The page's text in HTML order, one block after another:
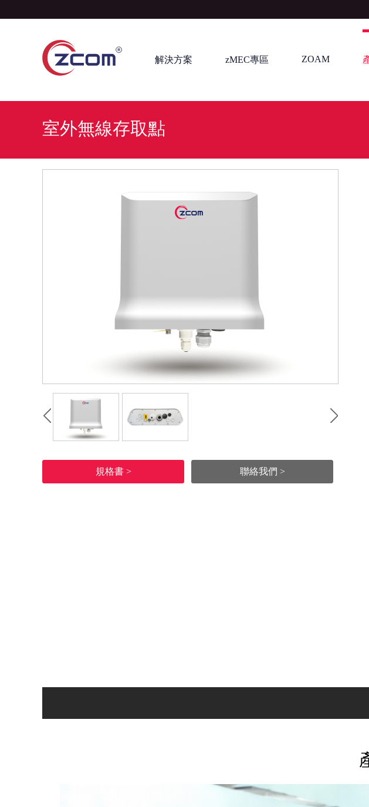
解決方案 zMEC專區 ZOAM
室外無線存取點
規格書 > 聯絡我們 >